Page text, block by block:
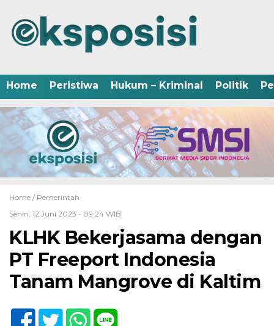
Home Peristiwa Hukum – Kriminal Politik
Home / Pemerintah
Senin, 12 Juni 2023 - 09:24 WIB
KLHK Bekerjasama dengan
PT Freeport Indonesia
Tanam Mangrove di Kaltim